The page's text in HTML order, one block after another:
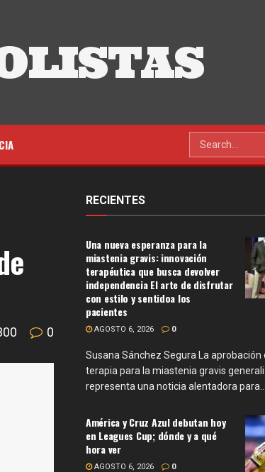
0
RECIENTES
Una nueva esperanza para la
miastenia gravis: innovación
terapéutica que busca devolver
independencia El arte de disfrutar
con estilo y sentidoa los
pacientes
AGOSTO 6, 2026 0
Susana Sánchez Segura La aprobación
terapia para la miastenia gravis
representa una noticia alentadora para...
América y Cruz Azul debutan hoy
en Leagues Cup; dónde y a qué
hora ver
AGOSTO 6, 2026 0